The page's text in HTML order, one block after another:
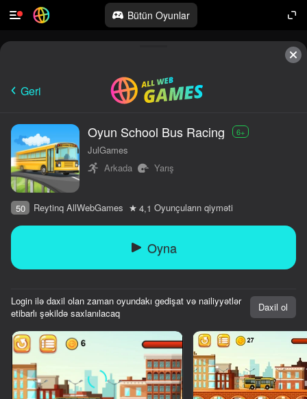
Bütün Oyunlar
Cihazı döndərin
Oyun yalnız üfüqi
rejimdə işləyir
Geri
Oyun School Bus Racing 6+
JulGames
Arkada
Yarış
50 Reytinq AllWebGames 4,1 Oyunçuların qiyməti
Oyna
Login ilə daxil olan zaman oyundakı gedişat və nailiyyətlər
etibarlı şəkildə saxlanılacaq
Daxil ol